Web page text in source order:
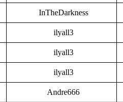
InTheDarkness
ilyall3
ilyall3
ilyall3
Andre666